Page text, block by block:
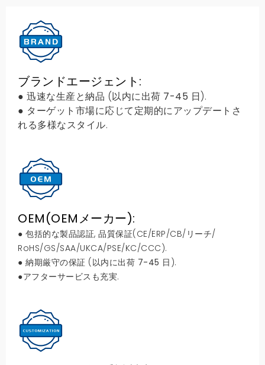
ブランドエージェント:
● 迅速な生産と納品 (以内に出荷 7-45 日).
● ターゲット市場に応じて定期的にアップデートさ
れる多様なスタイル.
OEM(OEMメーカー):
● 包括的な製品認証, 品質保証(CE/ERP/CB/リーチ/
RoHS/GS/SAA/UKCA/PSE/KC/CCC).
● 納期厳守の保証 (以内に出荷 7-45 日).
●アフターサービスも充実.